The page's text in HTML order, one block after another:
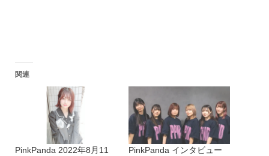
関連
PinkPanda 2022年8月11
PinkPanda インタビュー